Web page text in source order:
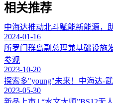
相关推荐
中海达推动北斗赋能新能源，
2024-01-16
所罗门群岛副总理兼基础设施
参观
2023-10-20
探索多"young"未来！中海达-
2023-05-30